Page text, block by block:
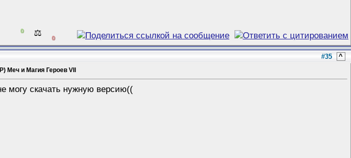
0 ⚖️ 0
#35 ^
Меч и Магия Героев VII
могу скачать нужную версию((